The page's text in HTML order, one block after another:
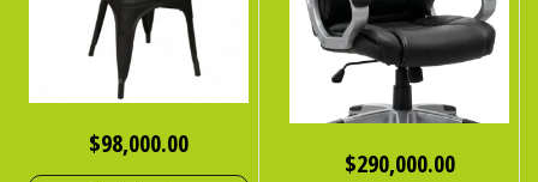
$98,000.00
$290,000.00